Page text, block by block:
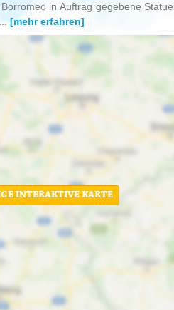
in Auftrag gegebene
[mehr erfahren]
INTERAKTIVE KARTE